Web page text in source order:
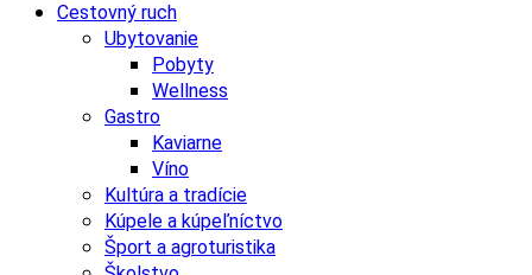
Cestovný ruch
Ubytovanie
Pobyty
Wellness
Gastro
Kaviarne
Víno
Kultúra a tradície
Kúpele a kúpeľníctvo
Šport a agroturistika